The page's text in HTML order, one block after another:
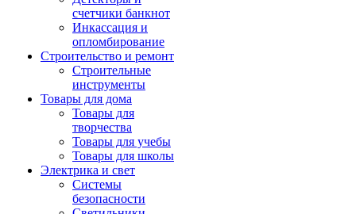
счетчики банкнот
Инкассация и
опломбирование
Строительство и ремонт
Строительные
инструменты
Товары для дома
Товары для
творчества
Товары для учебы
Товары для школы
Электрика и свет
Системы
безопасности